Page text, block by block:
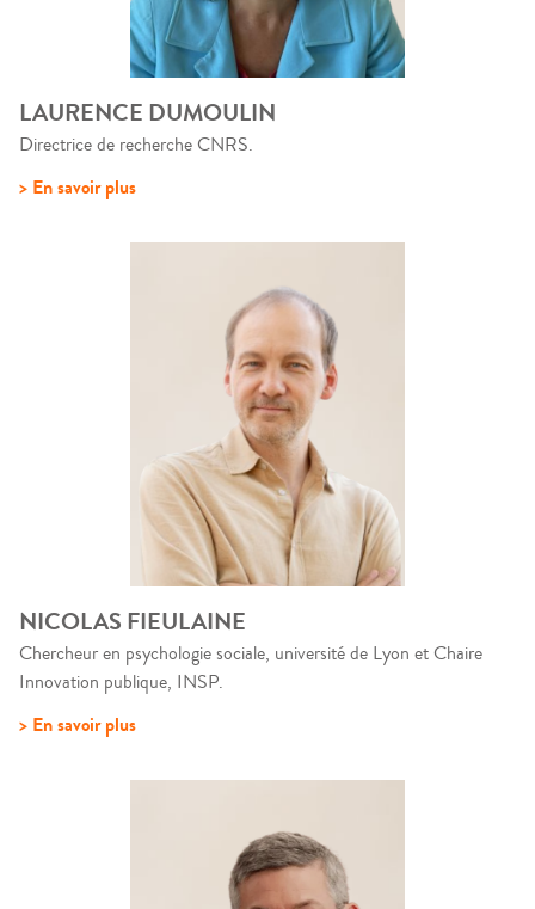
LAURENCE DUMOULIN
Directrice de recherche CNRS.
> En savoir plus
NICOLAS FIEULAINE
Chercheur en psychologie sociale, université de Lyon et Chaire
Innovation publique, INSP.
> En savoir plus